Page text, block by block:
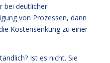
bei deutlicher
von Prozessen, dann
Kostensenkung zu einer
Ist es nicht. Sie